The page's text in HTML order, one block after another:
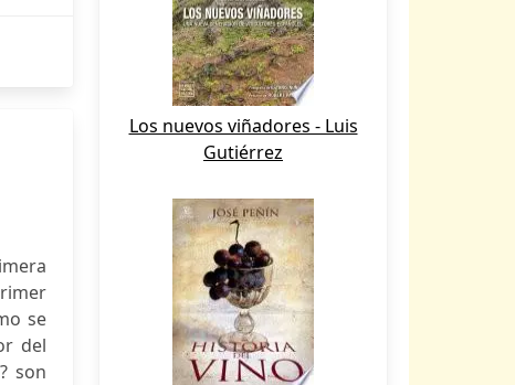
se
del
son
Los nuevos viñadores - Luis
Gutiérrez